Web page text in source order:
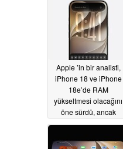
Apple ’in bir analisti,
iPhone 18 ve iPhone
18e’de RAM
yükseltmesi olacağını
öne sürdü, ancak
durum sandığınız gibi